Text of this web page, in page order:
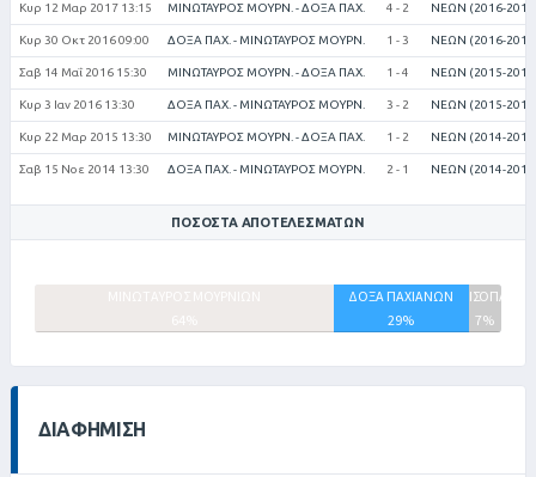
Κυρ 12 Μαρ 2017 13:15 ΜΙΝΩΤΑΥΡΟΣ ΜΟΥΡΝ. - ΔΟΞΑ ΠΑΧ. 4 - 2 ΝΕΩΝ (2016-
Κυρ 30 Οκτ 2016 09:00 ΔΟΞΑ ΠΑΧ. - ΜΙΝΩΤΑΥΡΟΣ ΜΟΥΡΝ. 1 - 3 ΝΕΩΝ (2016-
Σαβ 14 Μαΐ 2016 15:30 ΜΙΝΩΤΑΥΡΟΣ ΜΟΥΡΝ. - ΔΟΞΑ ΠΑΧ. 1 - 4 ΝΕΩΝ (2015-
Κυρ 3 Ιαν 2016 13:30 ΔΟΞΑ ΠΑΧ. - ΜΙΝΩΤΑΥΡΟΣ ΜΟΥΡΝ. 3 - 2 ΝΕΩΝ (2015-
Κυρ 22 Μαρ 2015 13:30 ΜΙΝΩΤΑΥΡΟΣ ΜΟΥΡΝ. - ΔΟΞΑ ΠΑΧ. 1 - 2 ΝΕΩΝ (2014-
Σαβ 15 Νοε 2014 13:30 ΔΟΞΑ ΠΑΧ. - ΜΙΝΩΤΑΥΡΟΣ ΜΟΥΡΝ. 2 - 1 ΝΕΩΝ (2014-
ΠΟΣΟΣΤΆ ΑΠΟΤΕΛΕΣΜΆΤΩΝ
ΔΟΞΑ ΠΑΧΙΑΝΩΝ
29%
ΙΣΟΠΑΛΙΕΣ
7%
ΔΙΑΦΉΜΙΣΗ